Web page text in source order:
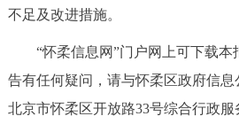
个人服务
便民服务 利企服务
中介服务 阳光政务
不足及改进措施。
“怀柔信息网”门户网上可下载本
告有任何疑问，请与怀柔区政府信息
北京市怀柔区开放路33号综合行政